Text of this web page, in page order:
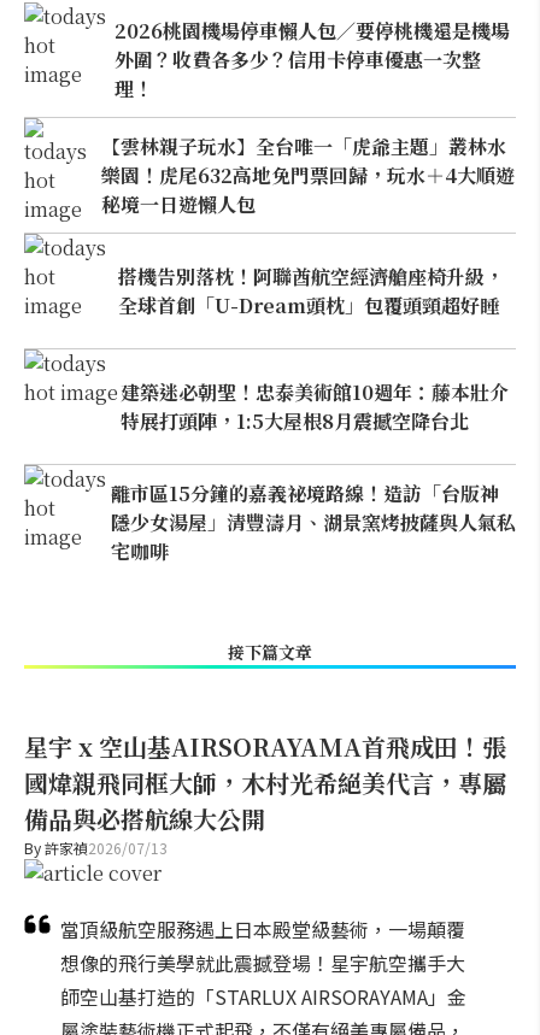
2026桃園機場停車懶人包／要停桃機還是機場
外圍？收費各多少？信用卡停車優惠一次整
理！
【雲林親子玩水】全台唯一「虎爺主題」叢林水
樂園！虎尾632高地免門票回歸，玩水＋4大順遊
秘境一日遊懶人包
搭機告別落枕！阿聯酋航空經濟艙座椅升級，
全球首創「U-Dream頭枕」包覆頭頸超好睡
建築迷必朝聖！忠泰美術館10週年：藤本壯介
特展打頭陣，1:5大屋根8月震撼空降台北
離市區15分鐘的嘉義祕境路線！造訪「台版神
隱少女湯屋」清豐濤月、湖景窯烤披薩與人氣私
宅咖啡
接下篇文章
星宇 x 空山基AIRSORAYAMA首飛成田！張
國煒親飛同框大師，木村光希絕美代言，專屬
備品與必搭航線大公開
By許家禎2026/07/13
當頂級航空服務遇上日本殿堂級藝術，一場顛覆
想像的飛行美學就此震撼登場！星宇航空攜手大
師空山基打造的「STARLUX AIRSORAYAMA」金